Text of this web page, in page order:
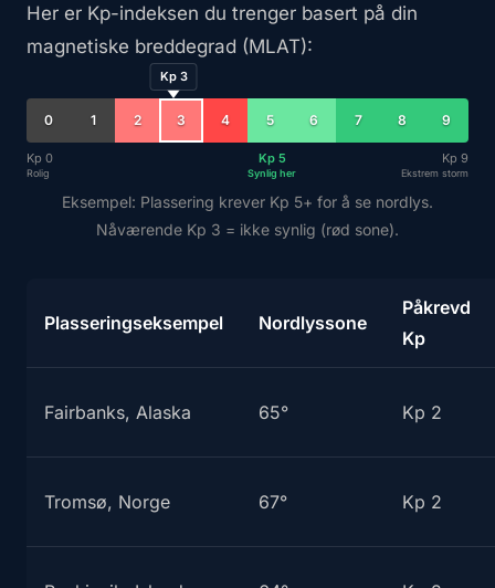
Her er Kp-indeksen du trenger basert på din
magnetiske breddegrad (MLAT):
0 1 2 3 4 5 6 7 8 9
Kp 0
Rolig
Kp 5
Synlig her
Kp 9
Ekstrem storm
Kp 3
Eksempel: Plassering krever Kp 5+ for å se nordlys.
Nåværende Kp 3 = ikke synlig (rød sone).
Plasseringseksempel Nordlyssone
Påkrevd
Kp
Fairbanks, Alaska 65° Kp 2
Tromsø, Norge 67° Kp 2